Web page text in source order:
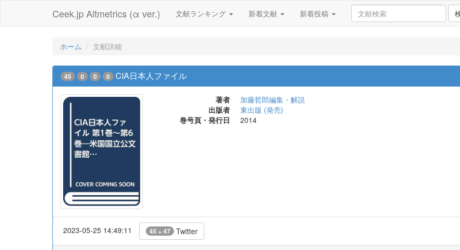
Ceek.jp Altmetrics (α ver.) 文献ランキング 新着文献 新着投稿
ホーム 文献詳細
45 0 0 0 CIA日本人ファイル
著者
加藤哲郎編集・解説
出版者
東出版 (発売)
巻号頁・発行日
2014
2023-05-25 14:49:11 45 + 47 Twitter